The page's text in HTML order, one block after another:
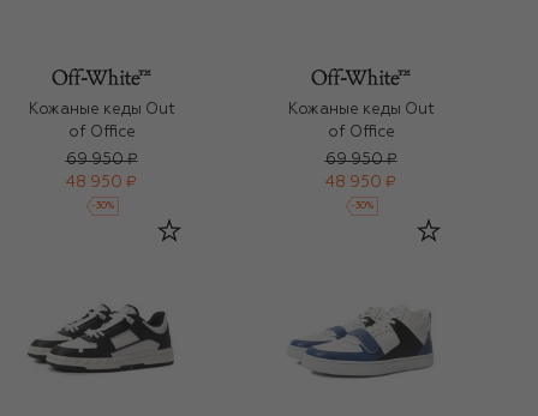
Кожаные кеды Out
of Office
69 950 ₽
48 950 ₽
-30%
Кожаные кеды Out
of Office
69 950 ₽
48 950 ₽
-30%